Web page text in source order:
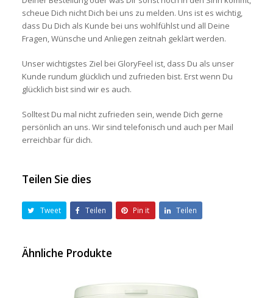
scheue Dich nicht Dich bei uns zu melden. Uns ist es wichtig,
dass Du Dich als Kunde bei uns wohlfühlst und all Deine
Fragen, Wünsche und Anliegen zeitnah geklärt werden.
Unser wichtigstes Ziel bei GloryFeel ist, dass Du als unser
Kunde rundum glücklich und zufrieden bist. Erst wenn Du
glücklich bist sind wir es auch.
Solltest Du mal nicht zufrieden sein, wende Dich gerne
persönlich an uns. Wir sind telefonisch und auch per Mail
erreichbar für dich.
Teilen Sie dies
Tweet Teilen Pin it Teilen
Ähnliche Produkte